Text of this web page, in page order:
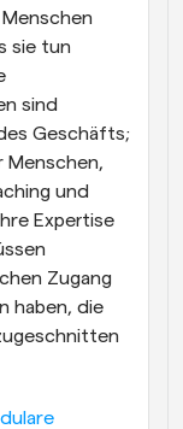
buchen
wenn etwas
sie tun
sind
Geschäfts;
Menschen,
und
Expertise
Zugang
haben, die